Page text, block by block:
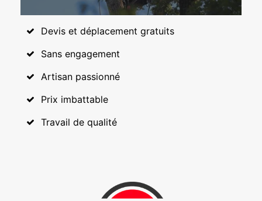
Devis et déplacement gratuits
Sans engagement
Artisan passionné
Prix imbattable
Travail de qualité